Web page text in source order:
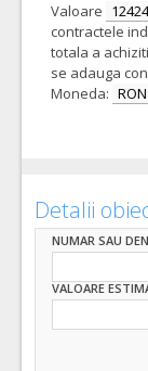
Valoare
contractele
totala a
se adauga
Moneda: RON
Detalii
NUMAR SAU
VALOARE